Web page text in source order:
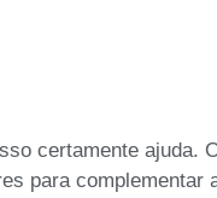
certamente ajuda.
para complementar